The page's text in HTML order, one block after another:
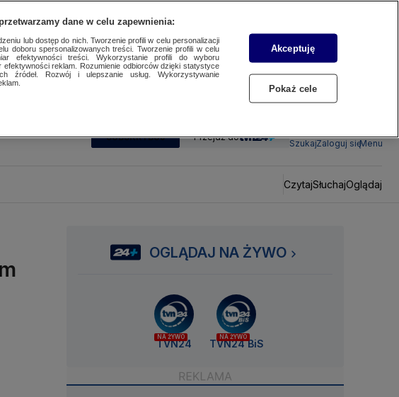
SUBSKRYBUJ Przejdź do
SzukajZaloguj sięMenu
CzytajSłuchajOglądaj
OGLĄDAJ NA ŻYWO
NA ŻYWO
TVN24
NA ŻYWO
TVN24 BiS
dane w celu zapewnienia:
lub dostęp do nich. Tworzenie profili w celu personalizacji
doboru spersonalizowanych treści. Tworzenie profili w celu
efektywności treści. Wykorzystanie profili do wyboru
efektywności reklam. Rozumienie odbiorców dzięki statystyce
źródeł. Rozwój i ulepszanie usług. Wykorzystywanie
Akceptuję
Pokaż cele